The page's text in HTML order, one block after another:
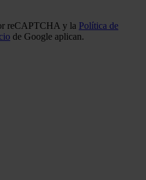
reCAPTCHA y la Política de
de Google aplican.